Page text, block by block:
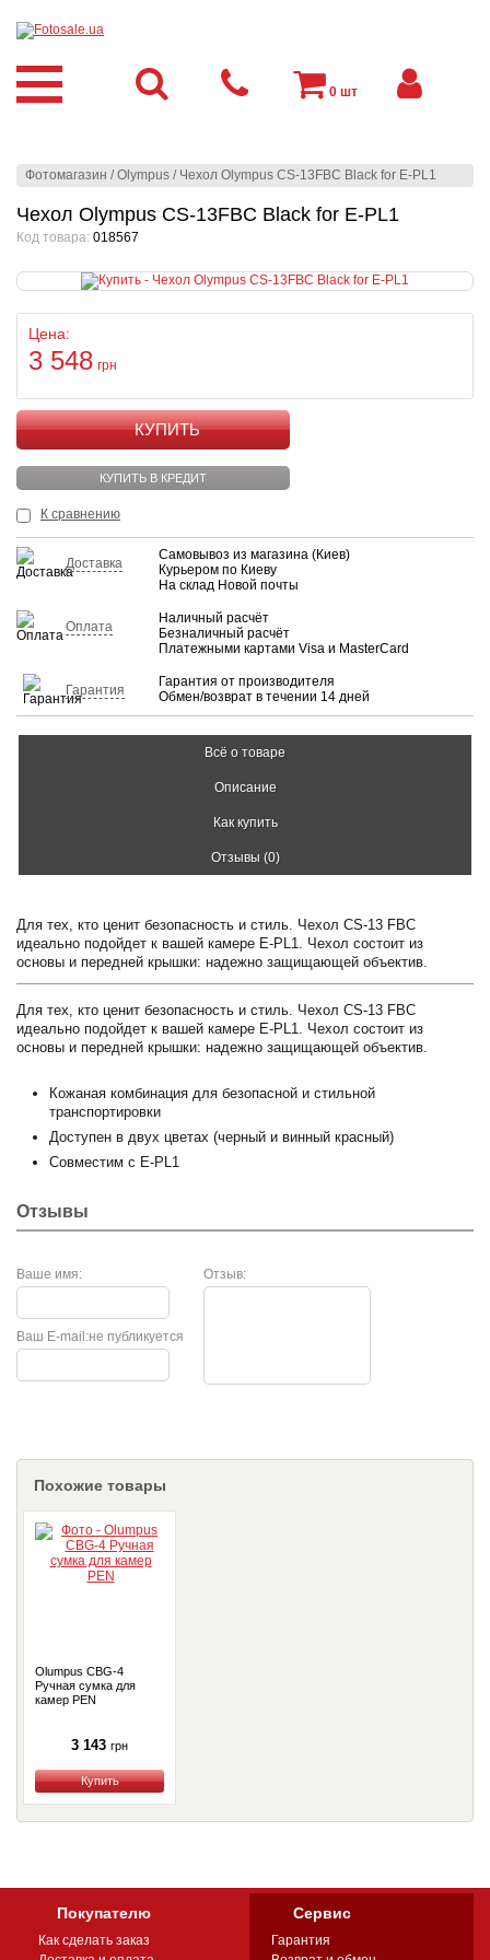
Фотомагазин /Olympus / Чехол Olympus CS-13FBC Black for E-PL1
Чехол Olympus CS-13FBC Black for E-PL1
Код товара: 018567
Цена:
3 548 грн
КУПИТЬ
КУПИТЬ В КРЕДИТ
К сравнению
Доставка
Самовывоз из магазина (Киев)
Курьером по Киеву
На склад Новой почты
Оплата
Наличный расчёт
Безналичный расчёт
Платежными картами Visa и MasterCard
Гарантия
Гарантия от производителя
Обмен/возврат в течении 14 дней
Всё о товаре
Описание
Как купить
Отзывы (0)
Для тех, кто ценит безопасность и стиль. Чехол CS-13 FBC
идеально подойдет к вашей камере E-PL1. Чехол состоит из
основы и передней крышки: надежно защищающей объектив.
Для тех, кто ценит безопасность и стиль. Чехол CS-13 FBC
идеально подойдет к вашей камере E-PL1. Чехол состоит из
основы и передней крышки: надежно защищающей объектив.
Кожаная комбинация для безопасной и стильной
транспортировки
Доступен в двух цветах (черный и винный красный)
Совместим с Е-PL1
Отзывы
Ваше имя: Отзыв:
не публикуется
Ваш E-mail:
Похожие товары
Olumpus CBG-4
Ручная сумка для
камер PEN
3 143 грн
Купить
0 шт
Покупателю
Как сделать заказ
Сервис
Гарантия